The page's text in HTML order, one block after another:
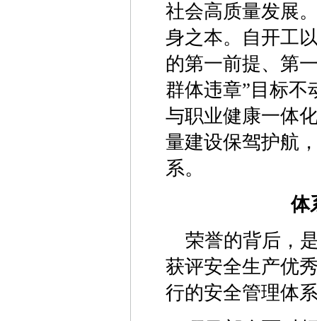
社会高质量发展
身之本。自开工
的第一前提、第
群体违章”目标
与职业健康一体
量建设保驾护航
系。
体
荣誉的背后，
获评安全生产优
行的安全管理体